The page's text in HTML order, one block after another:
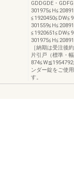
GDDGDE・
［納期は受注後
片引戸（標準・
ンダー錠をご使
す。